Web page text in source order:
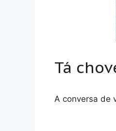
Tá
A conversa de